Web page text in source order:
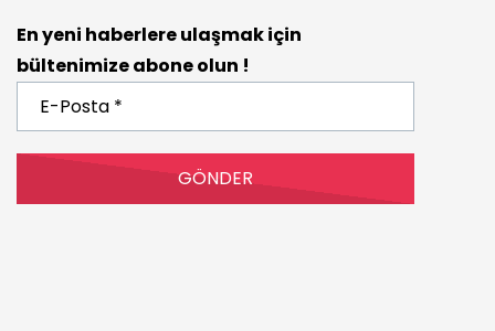
En yeni haberlere ulaşmak için
bültenimize abone olun !
Posta
*